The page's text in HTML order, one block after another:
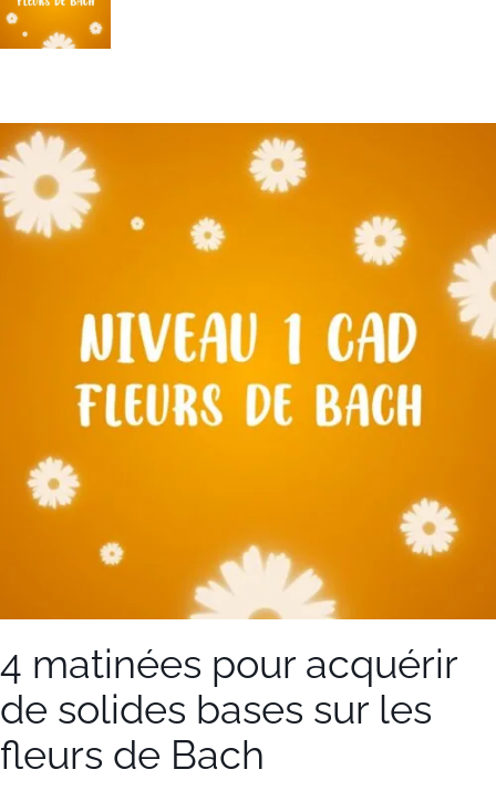
4 matinées pour acquérir
de solides bases sur les
fleurs de Bach